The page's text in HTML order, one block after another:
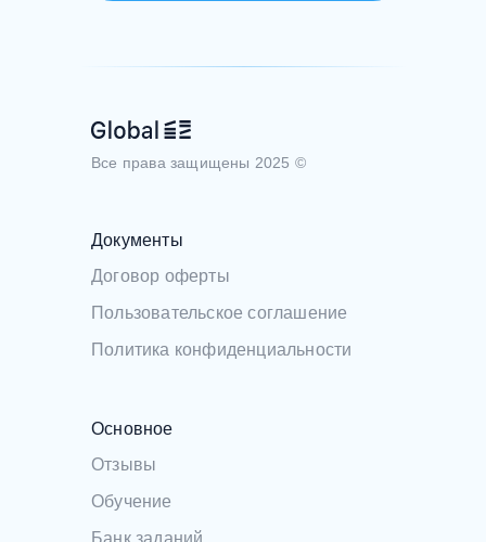
Все права защищены 2025 ©
Основное
Отзывы
Обучение
Документы
Договор оферты
Пользовательское соглашение
Политика конфиденциальности